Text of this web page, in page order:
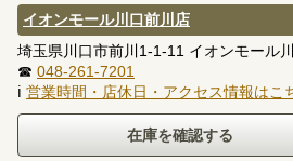
イオンモール川口前川店
埼玉県川口市前川1-1-11 イオンモール
☎ 048-261-7201
ℹ 営業時間・店休日・アクセス情報はこ